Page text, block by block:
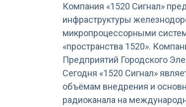
Компания «1520 Сигнал»
инфраструктуры
микропроцессорными
«пространства 1520».
Предприятий Городского
Сегодня «1520 Сигнал»
объёмам внедрения и
радиоканала на